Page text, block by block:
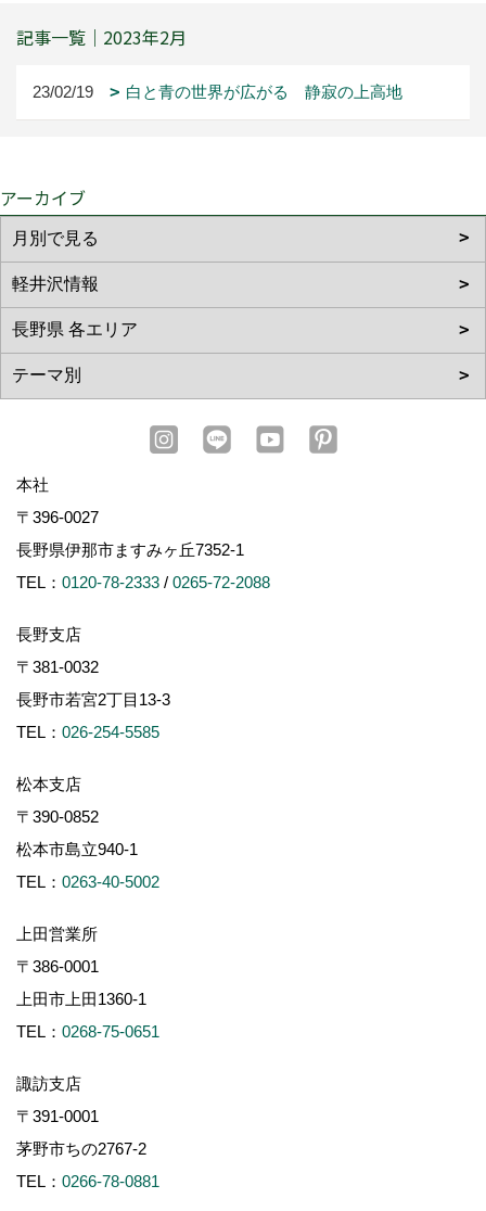
記事一覧｜2023年2月
23/02/19 白と青の世界が広がる 静寂の上高地
アーカイブ
本社
〒396-0027
長野県伊那市ますみヶ丘7352-1
TEL： 0120-78-2333 / 0265-72-2088
長野支店
〒381-0032
長野市若宮2丁目13-3
TEL： 026-254-5585
松本支店
〒390-0852
松本市島立940-1
TEL： 0263-40-5002
上田営業所
〒386-0001
上田市上田1360-1
TEL： 0268-75-0651
諏訪支店
〒391-0001
茅野市ちの2767-2
TEL： 0266-78-0881